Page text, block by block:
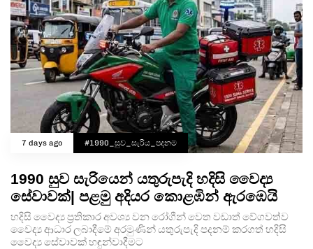
7 days ago #1990_සුව_සැරිය_පදනම
1990 සුව සැරියෙන් යතුරුපැදි හදිසි වෛද්‍ය
සේවාවක්| පළමු අදියර කොළඹින් ඇරඹෙයි
හදිසි වෛද්‍ය ප්‍රතිකාර අවශ්‍ය වන රෝගීන් වෙත වඩාත් වේගවත්ව
වෛද්‍ය ආධාර ලබාදීමේ අරමුණින් යතුරුපැදි පදනම් කරගත් හදිසි
වෛද්‍ය සේවාවක් හඳුන්වාදීමට